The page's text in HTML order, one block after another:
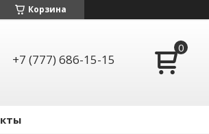
Корзина
+7 (777) 686-15-15